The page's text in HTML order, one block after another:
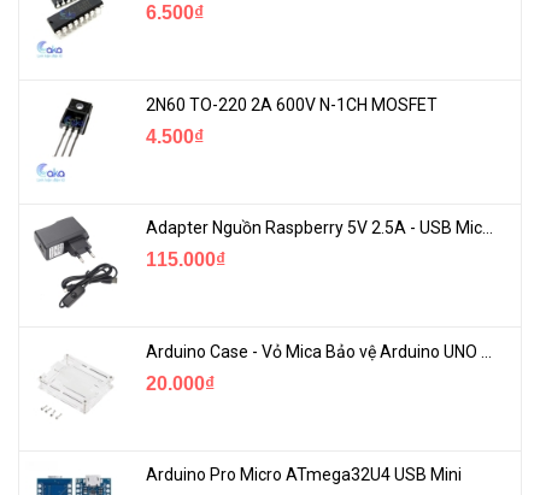
6.500₫
2N60 TO-220 2A 600V N-1CH MOSFET
4.500₫
115.000₫
20.000₫
Arduino Pro Micro ATmega32U4 USB Mini